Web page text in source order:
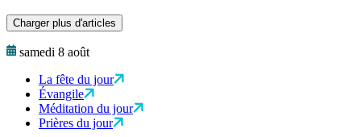
Charger plus d'articles
samedi 8 août
La fête du jour
Évangile
Méditation du jour
Prières du jour